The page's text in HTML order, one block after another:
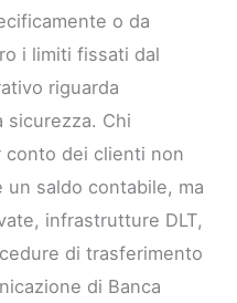
o da
i limiti fissati dal
riguarda
sicurezza. Chi
dei clienti non
saldo contabile, ma
infrastrutture DLT,
di trasferimento
di Banca